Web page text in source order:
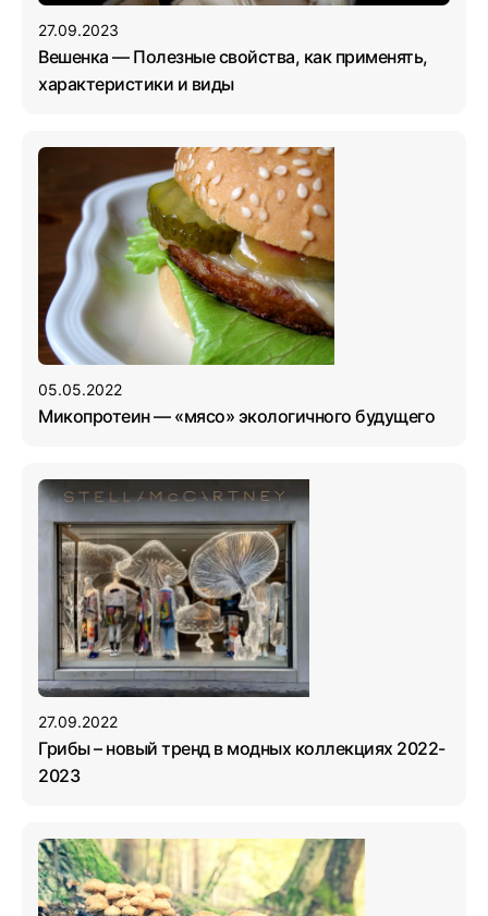
27.09.2023
Вешенка — Полезные свойства, как применять,
характеристики и виды
05.05.2022
Микопротеин — «мясо» экологичного будущего
27.09.2022
Грибы – новый тренд в модных коллекциях 2022-
2023